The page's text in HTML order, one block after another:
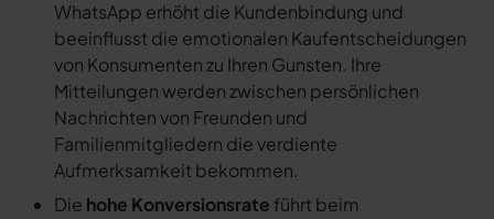
WhatsApp erhöht die Kundenbindung und
beeinflusst die emotionalen Kaufentscheidungen
von Konsumenten zu Ihren Gunsten. Ihre
Mitteilungen werden zwischen persönlichen
Nachrichten von Freunden und
Familienmitgliedern die verdiente
Aufmerksamkeit bekommen.
Die hohe Konversionsrate führt beim